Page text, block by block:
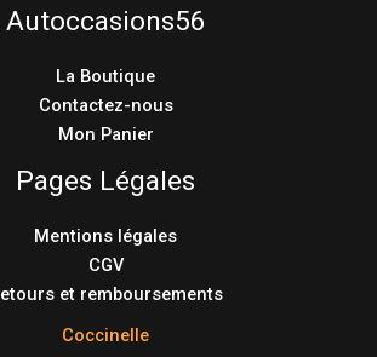
Autoccasions56
La Boutique
Contactez-nous
Mon Panier
Pages Légales
Mentions légales
CGV
et remboursements
Coccinelle